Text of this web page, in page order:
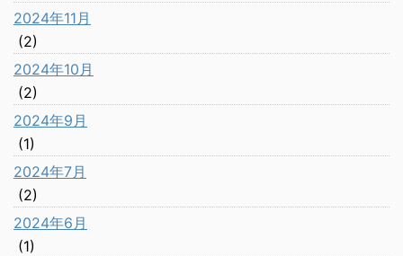
2024年11月
(2)
2024年10月
(2)
2024年9月
(1)
2024年7月
(2)
2024年6月
(1)